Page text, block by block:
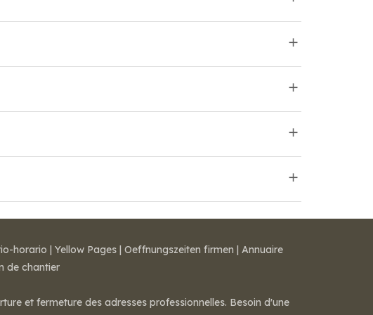
horario | Yellow Pages | Oeffnungszeiten firmen | Annuaire
de chantier
et fermeture des adresses professionnelles. Besoin d'une